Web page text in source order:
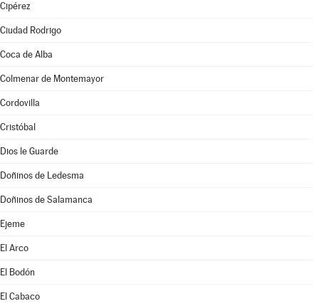
Cipérez
Ciudad Rodrigo
Coca de Alba
Colmenar de Montemayor
Cordovilla
Cristóbal
Dios le Guarde
Doñinos de Ledesma
Doñinos de Salamanca
Ejeme
El Arco
El Bodón
El Cabaco